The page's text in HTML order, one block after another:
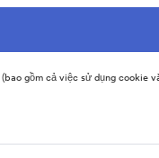
(bao gồm cả việc sử dụng cookie